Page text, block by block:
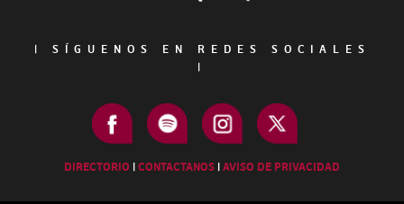
|
SÍGUENOS EN REDES SOCIALES
|
DIRECTORIO |CONTACTANOS |AVISO DE PRIVACIDAD